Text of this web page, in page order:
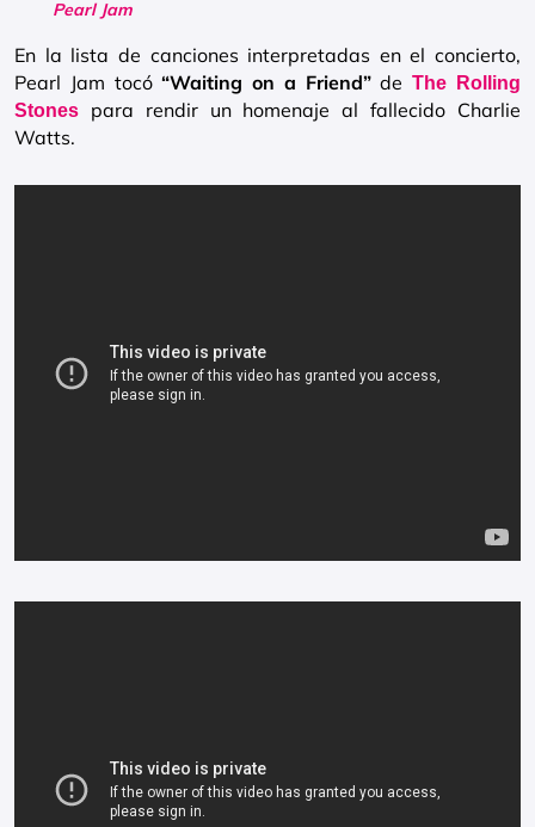
Pearl Jam
En la lista de canciones interpretadas en el concierto,
Pearl Jam tocó“Waiting on a Friend”de The Rolling
Stones para rendir un homenaje al fallecido Charlie
Watts.